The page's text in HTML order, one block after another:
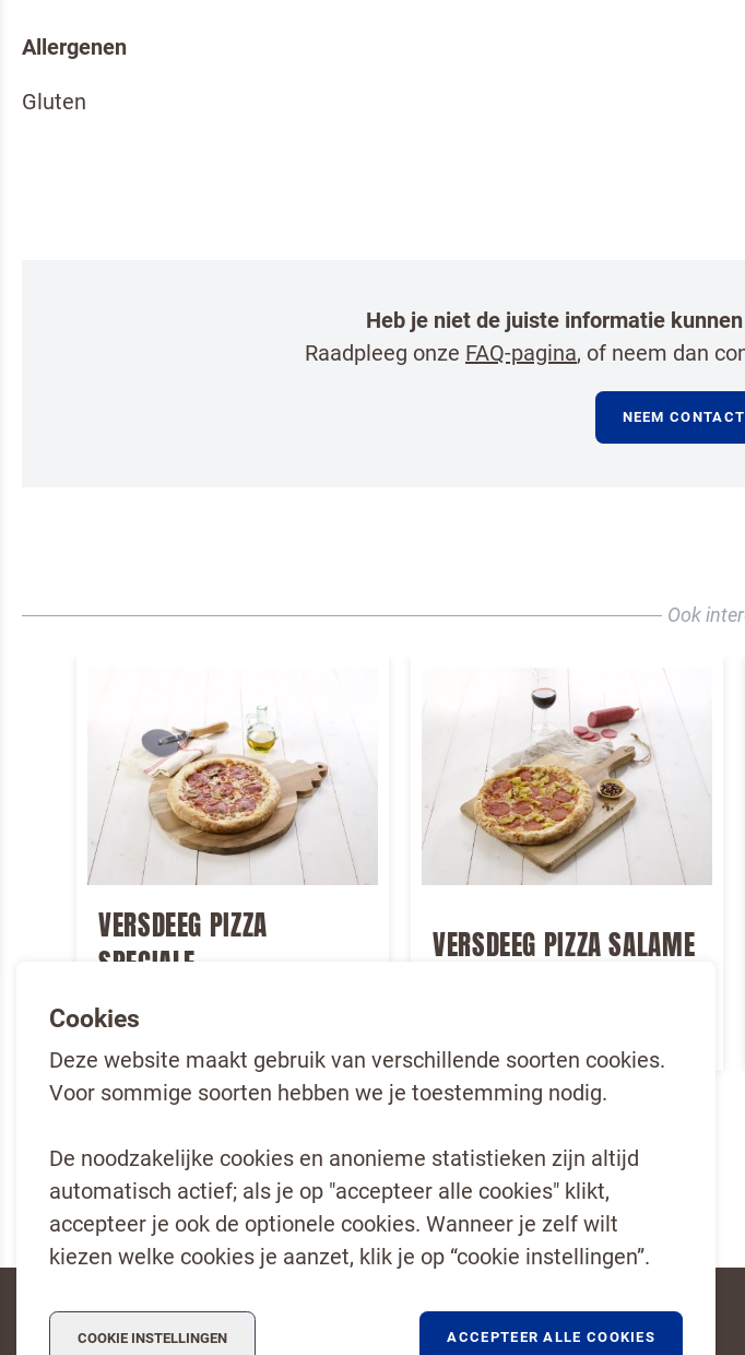
Allergenen
Gluten
Heb je niet de juiste informatie
Raadpleeg onze FAQ-pagina, of neem dan
NEEM
Ook
VERSDEEG PIZZA
SPECIALE
VERSDEEG PIZZA SALAME
Cookies
Deze website maakt gebruik van verschillende soorten cookies.
Voor sommige soorten hebben we je toestemming nodig.
De noodzakelijke cookies en anonieme statistieken zijn altijd
automatisch actief; als je op "accepteer alle cookies" klikt,
accepteer je ook de optionele cookies. Wanneer je zelf wilt
kiezen welke cookies je aanzet, klik je op “cookie instellingen”.
COOKIE INSTELLINGEN ACCEPTEER ALLE COOKIES